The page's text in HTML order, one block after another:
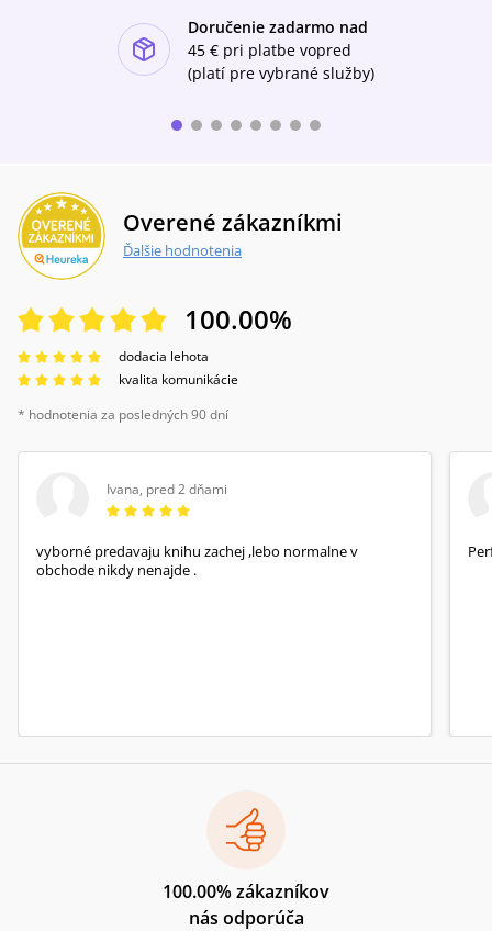
Doručenie zadarmo nad
45 € pri platbe vopred
(platí pre vybrané služby)
Overené zákazníkmi
Ďalšie hodnotenia
100.00%
dodacia lehota
kvalita komunikácie
* hodnotenia za posledných 90 dní
Ivana, pred 2 dňami
vyborné predavaju knihu zachej ,lebo normalne v
obchode nikdy nenajde .
100.00% zákazníkov
nás odporúča